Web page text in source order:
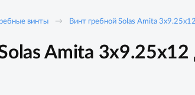
винты Винт гребной Solas Amita
Amita 3x9.25x12